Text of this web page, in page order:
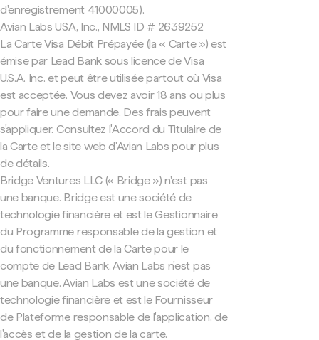
d'enregistrement 41000005).
Avian Labs USA, Inc., NMLS ID # 2639252
La Carte Visa Débit Prépayée (la « Carte ») est
émise par Lead Bank sous licence de Visa
U.S.A. Inc. et peut être utilisée partout où Visa
est acceptée. Vous devez avoir 18 ans ou plus
pour faire une demande. Des frais peuvent
s'appliquer. Consultez l'Accord du Titulaire de
la Carte et le site web d'Avian Labs pour plus
de détails.
Bridge Ventures LLC (« Bridge ») n'est pas
une banque. Bridge est une société de
technologie financière et est le Gestionnaire
du Programme responsable de la gestion et
du fonctionnement de la Carte pour le
compte de Lead Bank. Avian Labs n'est pas
une banque. Avian Labs est une société de
technologie financière et est le Fournisseur
de Plateforme responsable de l'application, de
l'accès et de la gestion de la carte.